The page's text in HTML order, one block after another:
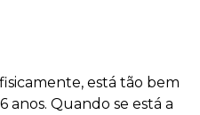
está tão bem
anos. Quando se está a